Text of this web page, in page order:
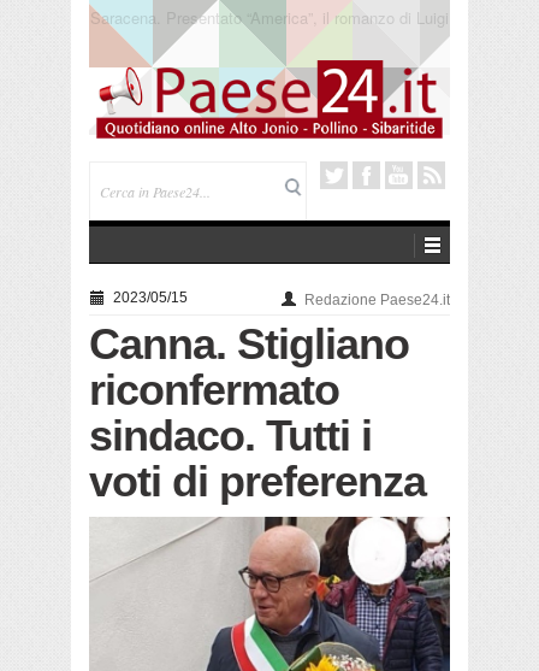
Trebisacce. Cento anni per la processione in mare
di San Rocco. Arriva la reliquia
2023/05/15 Redazione Paese24.it
Canna. Stigliano
riconfermato
sindaco. Tutti i
voti di preferenza